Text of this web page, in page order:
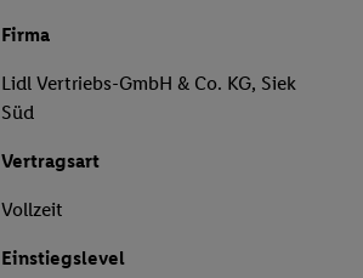
Firma
Lidl Vertriebs-GmbH & Co. KG, Siek
Süd
Vertragsart
Vollzeit
Einstiegslevel